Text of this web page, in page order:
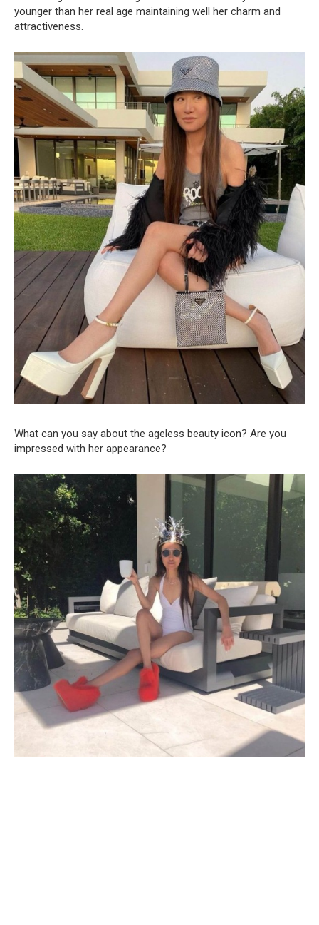
younger than her real age maintaining well her charm and
attractiveness.
What can you say about the ageless beauty icon? Are you
impressed with her appearance?